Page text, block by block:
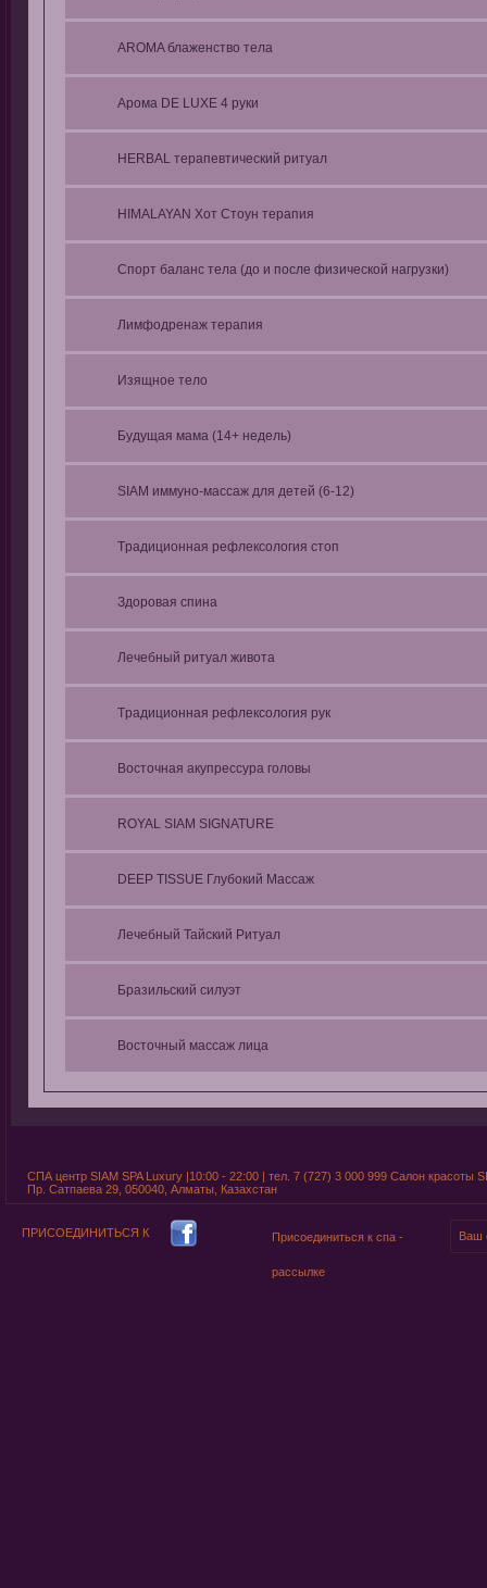
AROMA блаженство тела
Арома DE LUXE 4 руки
HERBAL терапевтический ритуал
HIMALAYAN Хот Стоун терапия
Спорт баланс тела (до и после физической нагрузки)
Лимфодренаж терапия
Изящное тело
Будущая мама (14+ недель)
SIAM иммуно-массаж для детей (6-12)
Tрадиционная рефлексология стоп
Здоровая спина
Лечебный ритуал живота
Tрадиционная рефлексология рук
Восточная акупрессура головы
ROYAL SIAM SIGNATURE
DEEP TISSUE Глубокий Массаж
Лечебный Тайский Ритуал
Бразильский силуэт
Восточный массаж лица
СПА центр SIAM SPA Luxury |10:00 - 22:00 | тел. 7 (727) 3 000 999 Салон красоты
Пр. Сатпаева 29, 050040, Алматы, Казахстан
ПРИСОЕДИНИТЬСЯ К Присоединиться к спа -
рассылке